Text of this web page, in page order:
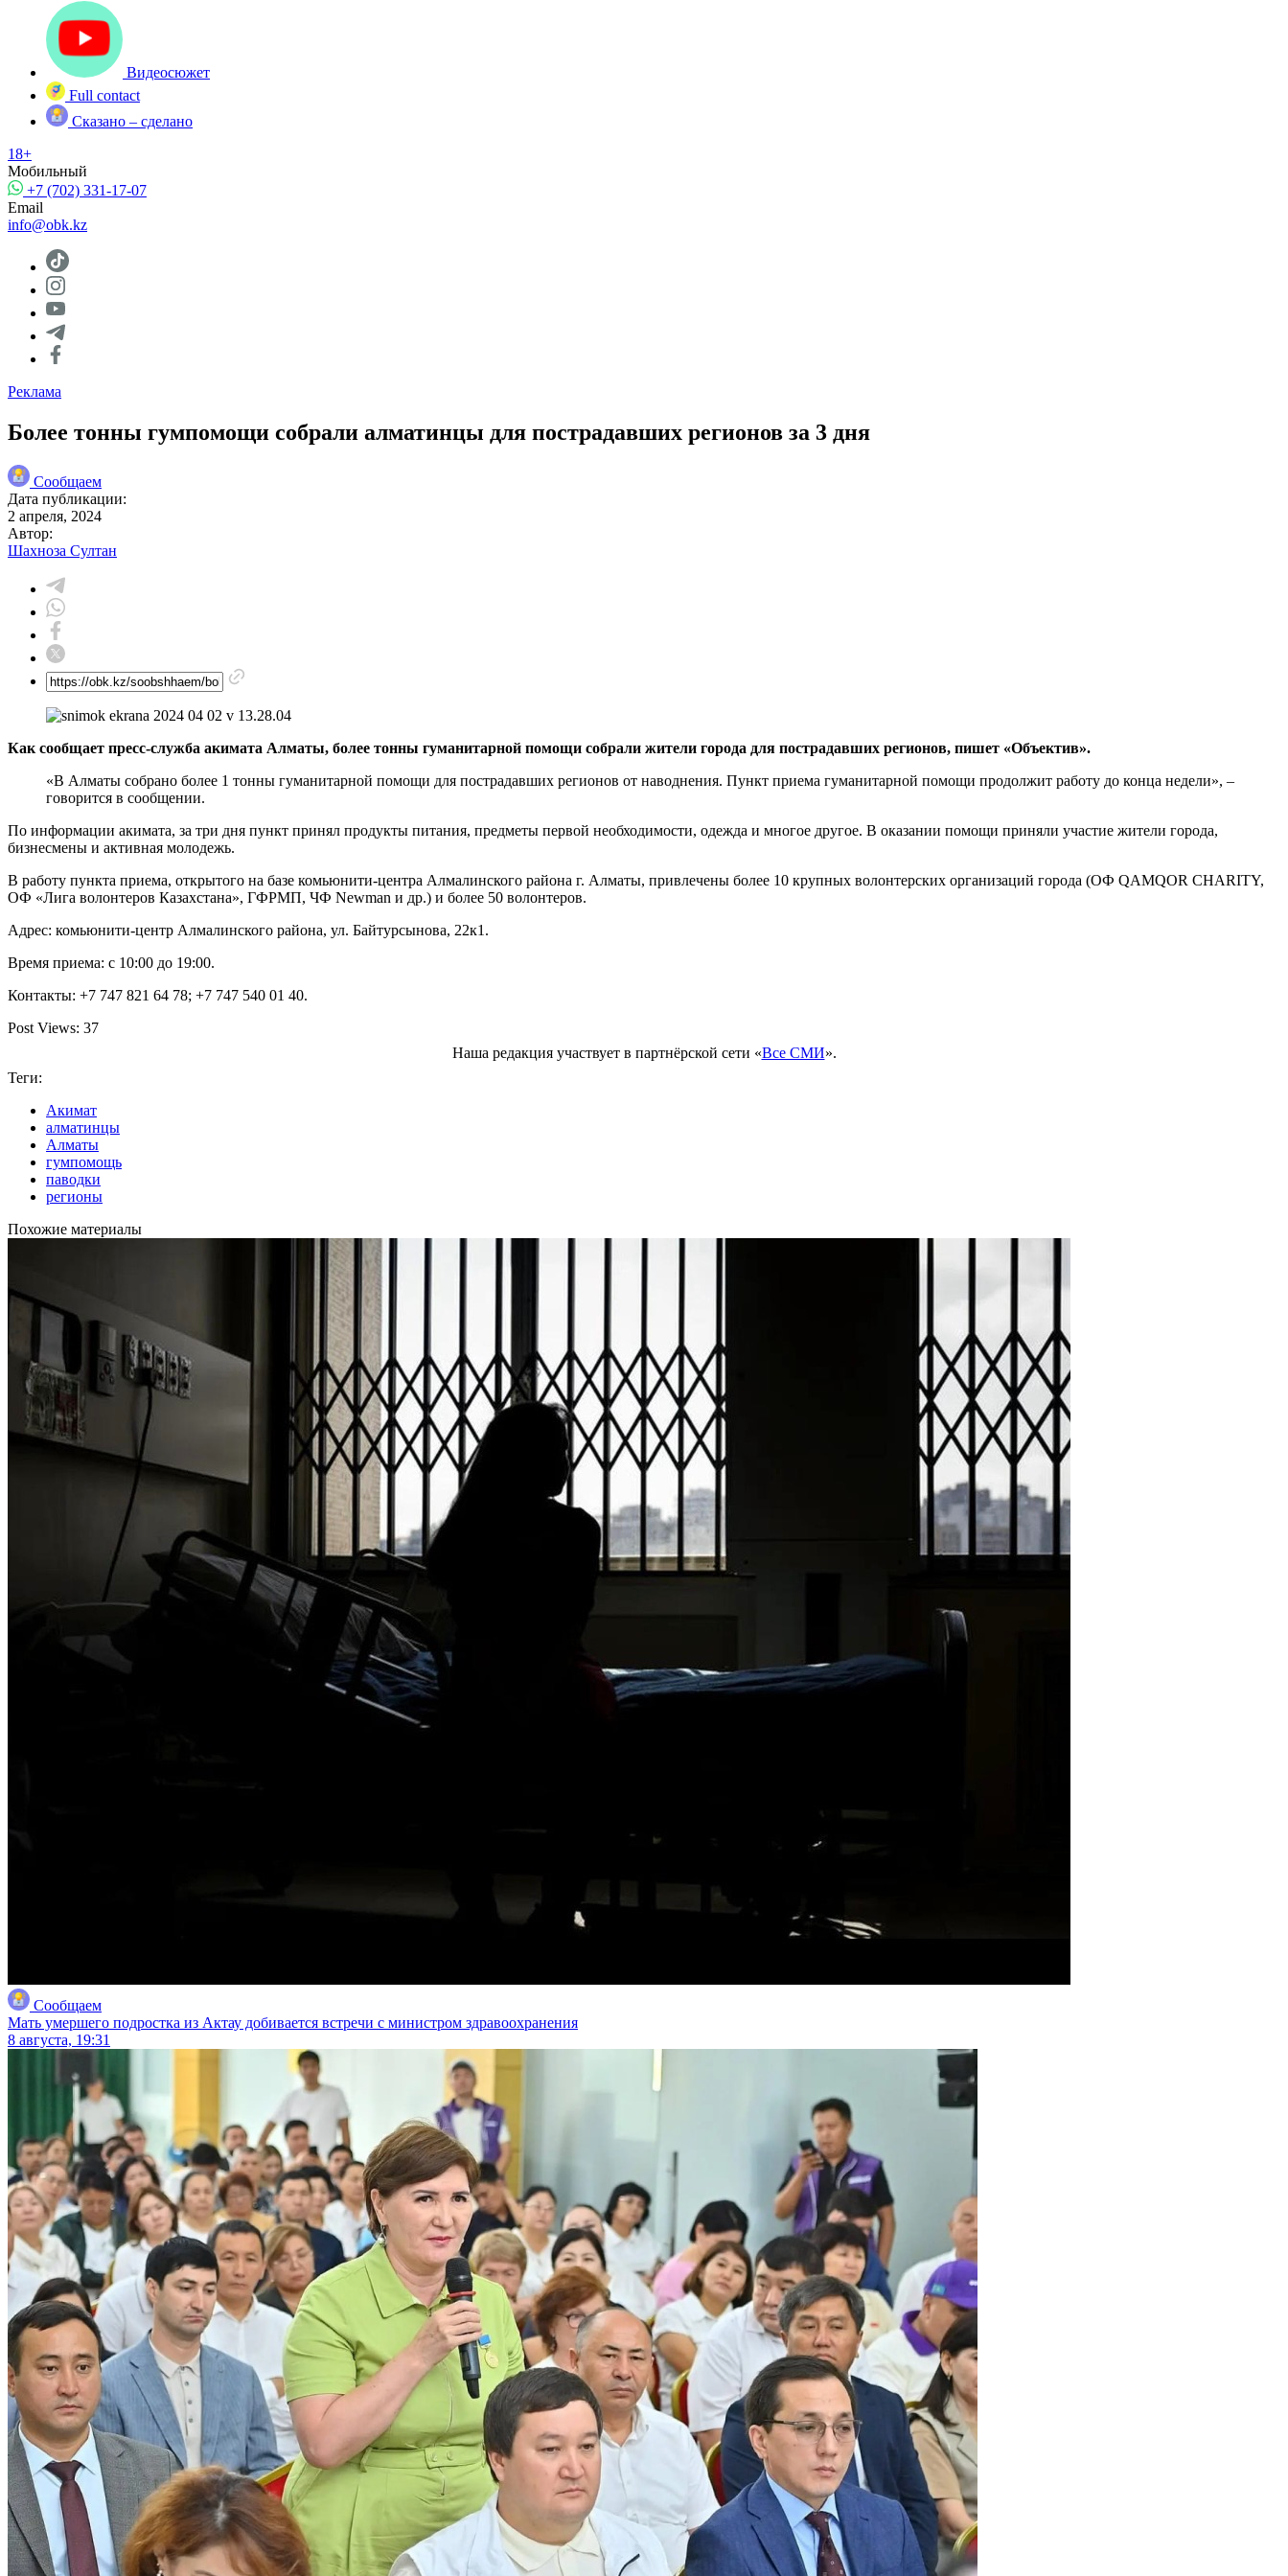
Видеосюжет
Full contact
Сказано – сделано
18+
Мобильный
+7 (702) 331-17-07
Email
info@obk.kz
Реклама
Более тонны гумпомощи собрали алматинцы для пострадавших регионов за 3 дня
Сообщаем
Дата публикации:
2 апреля, 2024
Автор:
Шахноза Султан
Как сообщает пресс-служба акимата Алматы, более тонны гуманитарной помощи собрали жители города для пострадавших регионов, пишет «Объектив».
«В Алматы собрано более 1 тонны гуманитарной помощи для пострадавших регионов от наводнения. Пункт приема гуманитарной помощи продолжит работу до конца недели», –
говорится в сообщении.
По информации акимата, за три дня пункт принял продукты питания, предметы первой необходимости, одежда и многое другое. В оказании помощи приняли участие жители города,
бизнесмены и активная молодежь.
В работу пункта приема, открытого на базе комьюнити-центра Алмалинского района г. Алматы, привлечены более 10 крупных волонтерских организаций города (ОФ QAMQOR CHARITY,
ОФ «Лига волонтеров Казахстана», ГФРМП, ЧФ Newman и др.) и более 50 волонтеров.
Адрес: комьюнити-центр Алмалинского района, ул. Байтурсынова, 22к1.
Время приема: с 10:00 до 19:00.
Контакты: +7 747 821 64 78; +7 747 540 01 40.
Post Views: 37
Наша редакция участвует в партнёрской сети «Все СМИ».
Теги:
Акимат
алматинцы
Алматы
гумпомощь
паводки
регионы
Похожие материалы
Сообщаем
Мать умершего подростка из Актау добивается встречи с министром здравоохранения
8 августа, 19:31